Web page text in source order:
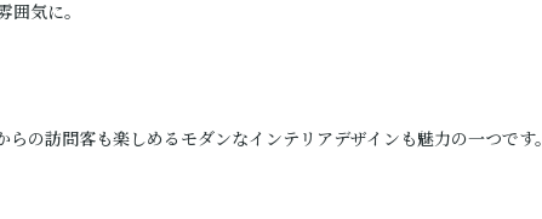
気に。
の訪問客も楽しめるモダンなインテリアデザインも魅力の一つです。